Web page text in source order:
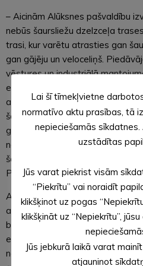
– Aicinām Alūksnes pašvaldību
nebūs šaursliežu dzelzceļa
trasi, kur varētu atrasties gan
gan gājēju un veloceliņš.
vēstures un industriālā
eksponātiem un iespēju
ar tvaika lokomotīves vilktu
šaursliežu dzelzceļa ilgtspējas
gadījumā Alūksnes pilsēta būtu
no tūristu iecienītiem izklaides
šaursliežu dzelzceļš, – uzsvēra
Priede.
Alūksnes novada pašvaldība
attīstījusi dzelzceļa stacijas
bagāžas šķūnī ierīkota šaursliežu
ekspozīcija, atjaunota stacijas
nodrošina ēdināšanas
Lai šī tīmekļvietne
normatīvo aktu prasības, tā
nepieciešamās sīkdatnes.
uzstādītas
Jūs varat piekrist visām
“Piekrītu” vai noraidīt
klikšķinot uz pogas
klikšķināt uz “Nepiekrītu”,
Jūs jebkurā laikā varat
atjauninot